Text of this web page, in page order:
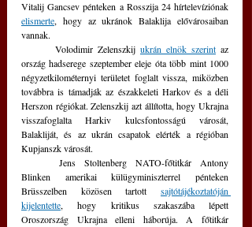
elismerte, hogy az ukránok Balaklija elővárosaiban
vannak.
	Volodimir Zelenszkij
ukrán elnök szerint az
ország hadserege szeptember eleje óta több mint 1000
négyzetkilométernyi területet foglalt vissza, miközben
továbbra is támadják az északkeleti Harkov és a déli
Herszon régiókat. Zelenszkij azt állította, hogy Ukrajna
visszafoglalta Harkiv kulcsfontosságú városát,
Balakliját, és az ukrán csapatok elérték a régióban
Kupjanszk városát.
Blinken amerikai külügyminiszterrel pénteken
Brüsszelben közösen tartott sajtótájékoztatóján
kijelentette, hogy kritikus szakaszába lépett
Oroszország Ukrajna elleni háborúja. A főtitkár